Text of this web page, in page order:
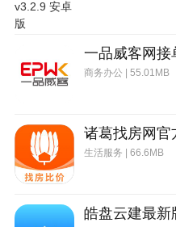
商务办公 | 55.01MB
生活服务 | 66.6MB